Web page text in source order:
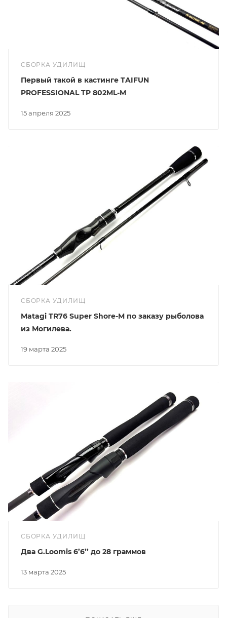
СБОРКА УДИЛИЩ
15 апреля 2025
Первый такой в кастинге TAIFUN
PROFESSIONAL TP 802ML-M
СБОРКА УДИЛИЩ
19 марта 2025
Matagi TR76 Super Shore-M по заказу рыболова
из Могилева.
СБОРКА УДИЛИЩ
13 марта 2025
Два G.Loomis 6’6’’ до 28 граммов